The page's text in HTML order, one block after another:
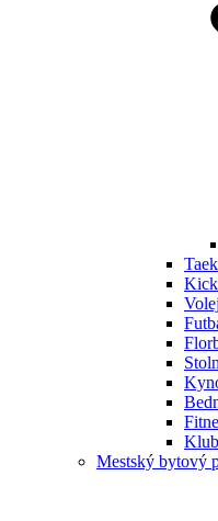
Mestský bytový